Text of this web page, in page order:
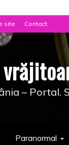
site Contact
– Portal.
Paranormal